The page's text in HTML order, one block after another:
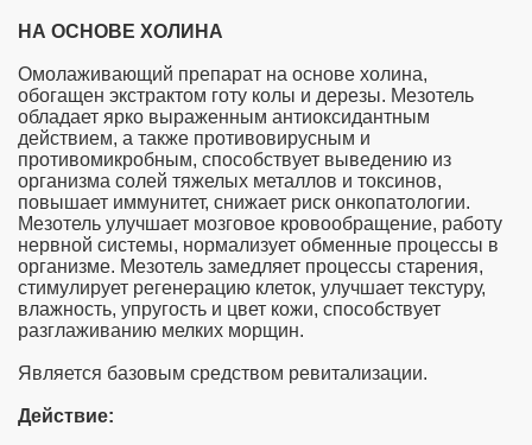
НА ОСНОВЕ ХОЛИНА
Омолаживающий препарат на основе холина,
обогащен экстрактом готу колы и дерезы. Мезотель
обладает ярко выраженным антиоксидантным
действием, а также противовирусным и
противомикробным, способствует выведению из
организма солей тяжелых металлов и токсинов,
повышает иммунитет, снижает риск онкопатологии.
Мезотель улучшает мозговое кровообращение, работу
нервной системы, нормализует обменные процессы в
организме. Мезотель замедляет процессы старения,
стимулирует регенерацию клеток, улучшает текстуру,
влажность, упругость и цвет кожи, способствует
разглаживанию мелких морщин.
Является базовым средством ревитализации.
Действие: